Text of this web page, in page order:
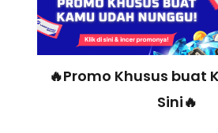
🔥Promo Khusus buat
Sini🔥